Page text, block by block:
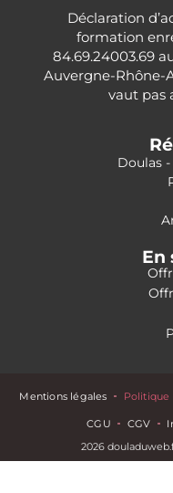
Déclaration
formation
84.69.24003.69
Auvergne-Rhône-
vaut pas
Doulas
En
Mentions légales Politique
CGU CGV
2026